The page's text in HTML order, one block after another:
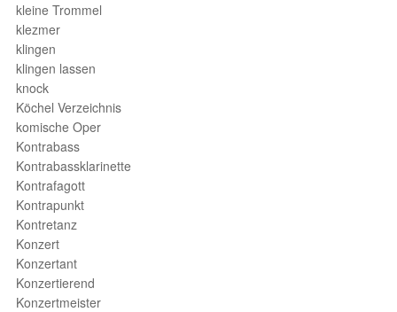
kleine Trommel
klezmer
klingen
klingen lassen
knock
Köchel Verzeichnis
komische Oper
Kontrabass
Kontrabassklarinette
Kontrafagott
Kontrapunkt
Kontretanz
Konzert
Konzertant
Konzertierend
Konzertmeister